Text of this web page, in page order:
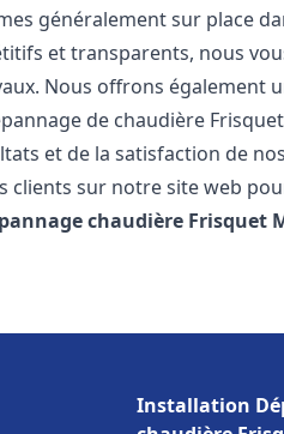
généralement sur place
et transparents, nous
Nous offrons également
de chaudière
et de la satisfaction de
clients sur notre site web
chaudière Frisquet
Installation